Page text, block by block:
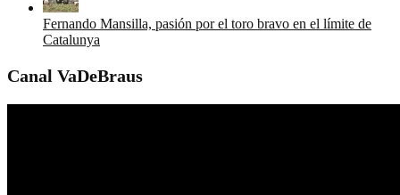
Fernando Mansilla, pasión por el toro bravo en el límite de
Catalunya
Canal VaDeBraus